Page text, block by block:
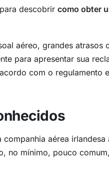
descobrir como obter
aéreo, grandes atrasos
para apresentar sua
com o regulamento
aérea irlandesa
no mínimo, pouco